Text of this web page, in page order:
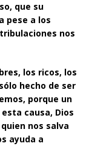
que su
pese a los
nos
los ricos, los
hecho de ser
porque un
causa, Dios
nos salva
ayuda a